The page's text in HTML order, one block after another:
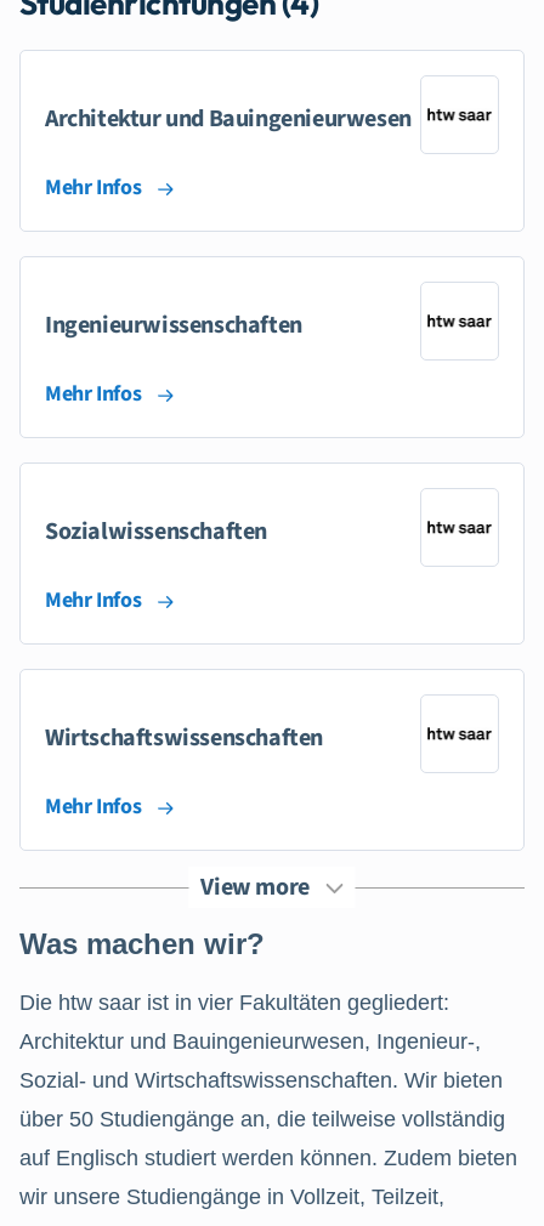
Architektur und Bauingenieurwesen
Mehr Infos
Ingenieurwissenschaften
Mehr Infos
Sozialwissenschaften
Mehr Infos
Wirtschaftswissenschaften
Mehr Infos
View more
Was machen wir?
Die htw saar ist in vier Fakultäten gegliedert:
Architektur und Bauingenieurwesen, Ingenieur-,
Sozial- und Wirtschaftswissenschaften. Wir bieten
über 50 Studiengänge an, die teilweise vollständig
auf Englisch studiert werden können. Zudem bieten
wir unsere Studiengänge in Vollzeit, Teilzeit,